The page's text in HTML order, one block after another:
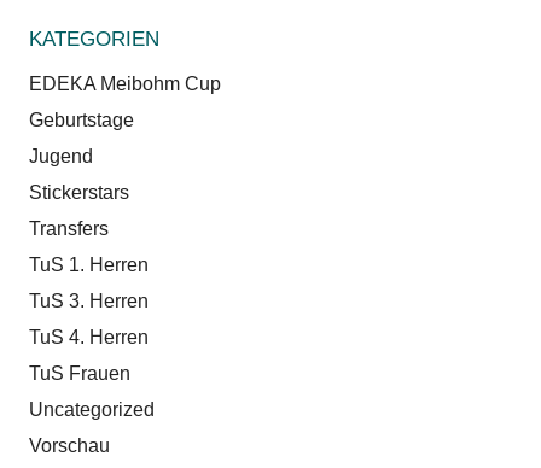
KATEGORIEN
EDEKA Meibohm Cup
Geburtstage
Jugend
Stickerstars
Transfers
TuS 1. Herren
TuS 3. Herren
TuS 4. Herren
TuS Frauen
Uncategorized
Vorschau